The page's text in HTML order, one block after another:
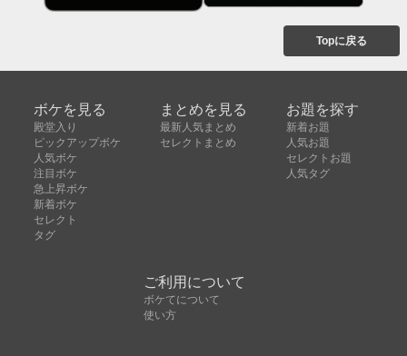
Topに戻る
ボケを見る
殿堂入り
ピックアップボケ
人気ボケ
注目ボケ
急上昇ボケ
新着ボケ
セレクト
タグ
まとめを見る
最新人気まとめ
セレクトまとめ
お題を探す
新着お題
人気お題
セレクトお題
人気タグ
ご利用について
ボケてについて
使い方